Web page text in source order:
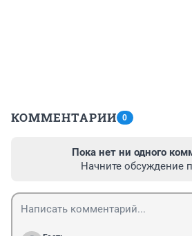
КОММЕНТАРИИ 0
Пока нет ни одного
Начните обсуждение